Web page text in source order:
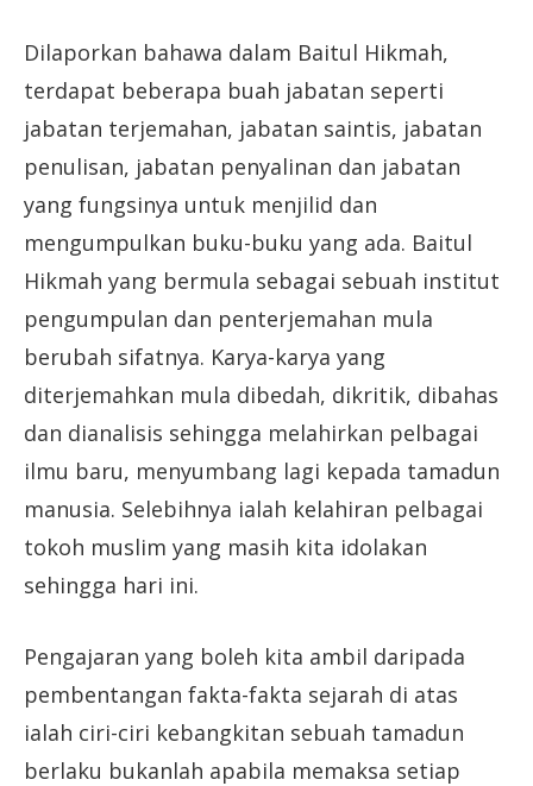
Dilaporkan bahawa dalam Baitul Hikmah,
terdapat beberapa buah jabatan seperti
jabatan terjemahan, jabatan saintis, jabatan
penulisan, jabatan penyalinan dan jabatan
yang fungsinya untuk menjilid dan
mengumpulkan buku-buku yang ada. Baitul
Hikmah yang bermula sebagai sebuah institut
pengumpulan dan penterjemahan mula
berubah sifatnya. Karya-karya yang
diterjemahkan mula dibedah, dikritik, dibahas
dan dianalisis sehingga melahirkan pelbagai
ilmu baru, menyumbang lagi kepada tamadun
manusia. Selebihnya ialah kelahiran pelbagai
tokoh muslim yang masih kita idolakan
sehingga hari ini.
Pengajaran yang boleh kita ambil daripada
pembentangan fakta-fakta sejarah di atas
ialah ciri-ciri kebangkitan sebuah tamadun
berlaku bukanlah apabila memaksa setiap